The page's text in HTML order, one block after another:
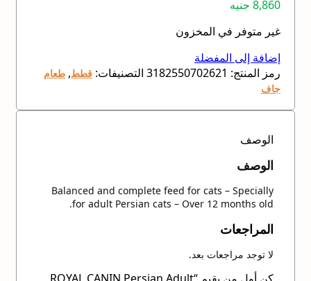
8,860 جنيه
غير متوفر في المخزون
إضافة إلى المفضلة
رمز المنتج: 3182550702621 التصنيفات: قطط, طعام
جاف
الوصف
الوصف
Balanced and complete feed for cats – Specially
for adult Persian cats – Over 12 months old.
المراجعات
لا توجد مراجعات بعد.